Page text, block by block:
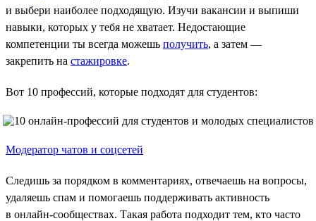
и выбери наиболее подходящую. Изучи вакансии и выпиши
навыки, которых у тебя не хватает. Недостающие
компетенции ты всегда можешь получить, а затем —
закрепить на стажировке.
Вот 10 профессий, которые подходят для студентов:
Модератор чатов и соцсетей
Следишь за порядком в комментариях, отвечаешь на вопросы,
удаляешь спам и помогаешь поддерживать активность
в онлайн-сообществах. Такая работа подходит тем, кто часто